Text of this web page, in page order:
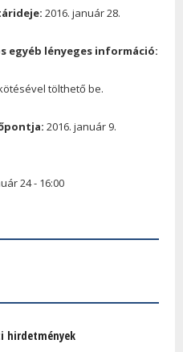
2016. január 28.
egyéb lényeges információ:
tölthető be.
2016. január 9.
24 - 16:00
hirdetmények